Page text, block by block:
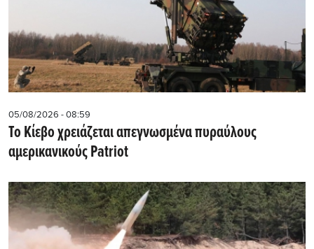
05/08/2026 - 08:59
Το Κίεβο χρειάζεται απεγνωσμένα πυραύλους
αμερικανικούς Patriot